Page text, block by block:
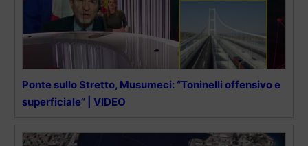
Ponte sullo Stretto, Musumeci: “Toninelli offensivo e
superficiale” | VIDEO